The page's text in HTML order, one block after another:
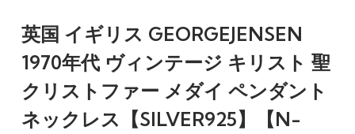
英国 イギリス GEORGEJENSEN
1970年代 ヴィンテージ キリスト 聖
クリストファー メダイ ペンダント
ネックレス【SILVER925】【N-